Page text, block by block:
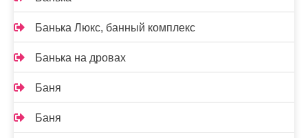
Банька Люкс, банный комплекс
Банька на дровах
Баня
Баня